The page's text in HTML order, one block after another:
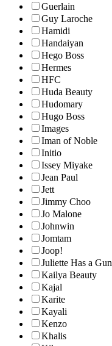
Guerlain
Guy Laroche
Hamidi
Handaiyan
Hego Boss
Hermes
HFC
Huda Beauty
Hudomary
Hugo Boss
Images
Iman of Noble
Initio
Issey Miyake
Jean Paul
Jett
Jimmy Choo
Jo Malone
Johnwin
Jomtam
Joop!
Juliette Has a Gun
Kailya Beauty
Kajal
Karite
Kayali
Kenzo
Khalis